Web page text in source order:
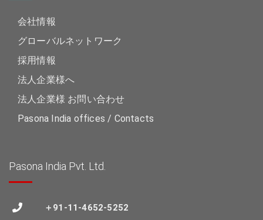
会社情報
グローバルネットワーク
採用情報
法人企業様へ
法人企業様 お問い合わせ
Pasona India offices / Contacts
Pasona India Pvt. Ltd.
＋91-11-4652-5252